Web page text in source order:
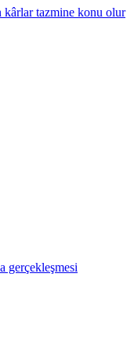
kârlar tazmine konu olur
gerçekleşmesi